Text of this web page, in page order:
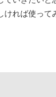
れば使って